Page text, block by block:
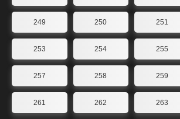
249 250 251
253 254 255
257 258 259
261 262 263